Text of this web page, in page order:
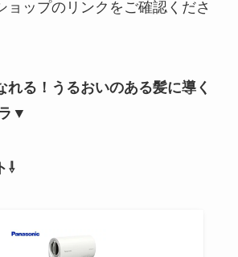
ョップのリンクをご確認くださ
れる！うるおいのある髪に導く
▼
⇩